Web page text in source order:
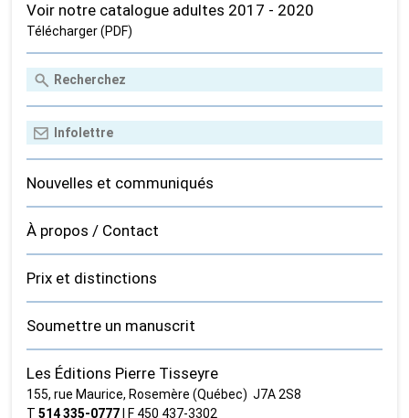
Voir notre catalogue adultes 2017 - 2020
Télécharger (PDF)
Nouvelles et communiqués
À propos / Contact
Prix et distinctions
Soumettre un manuscrit
Les Éditions Pierre Tisseyre
155, rue Maurice, Rosemère (Québec) J7A 2S8
T514 335‑0777 | F 450 437‑3302